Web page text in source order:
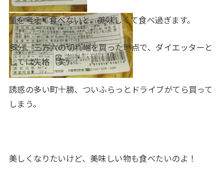
量を考えて食べないと、美味しくて食べ過ぎます。
多分、三方六の切れ端を買った時点で、ダイエッターと
しては失格（笑）
誘惑の多い町十勝、ついふらっとドライブがてら買って
しまう。
美しくなりたいけど、美味しい物も食べたいのよ！